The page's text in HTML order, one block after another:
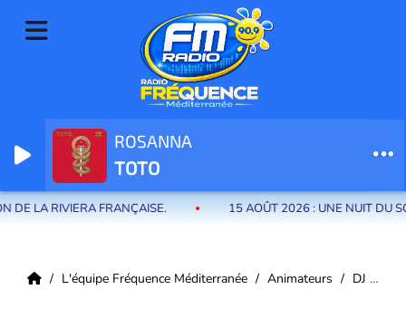
Radio Fréquence Méditerranée la radio de menton et des communes de
la riviera française
ROSANNA
TOTO
DE LA RIVIERA FRANÇAISE. 15 AOÛT 2026 : UNE NUIT DU
L'équipe Fréquence Méditerranée Animateurs DJ Olivier P.